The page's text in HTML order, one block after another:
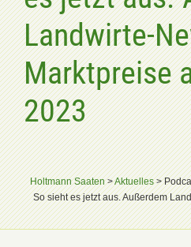
Landwirte-
Marktpreise
2023
Holtmann Saaten>Aktuelles>
So sieht es jetzt aus. Außerdem